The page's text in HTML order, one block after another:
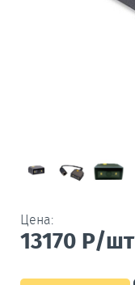
Цена:
13170 Р/шт